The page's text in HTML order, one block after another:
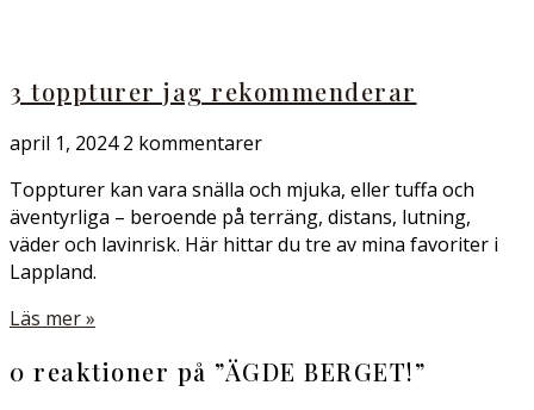
3 toppturer jag rekommenderar
april 1, 20242 kommentarer
Toppturer kan vara snälla och mjuka, eller tuffa och
äventyrliga – beroende på terräng, distans, lutning,
väder och lavinrisk. Här hittar du tre av mina favoriter i
Lappland.
Läs mer »
0 reaktioner på ”ÄGDE BERGET!”